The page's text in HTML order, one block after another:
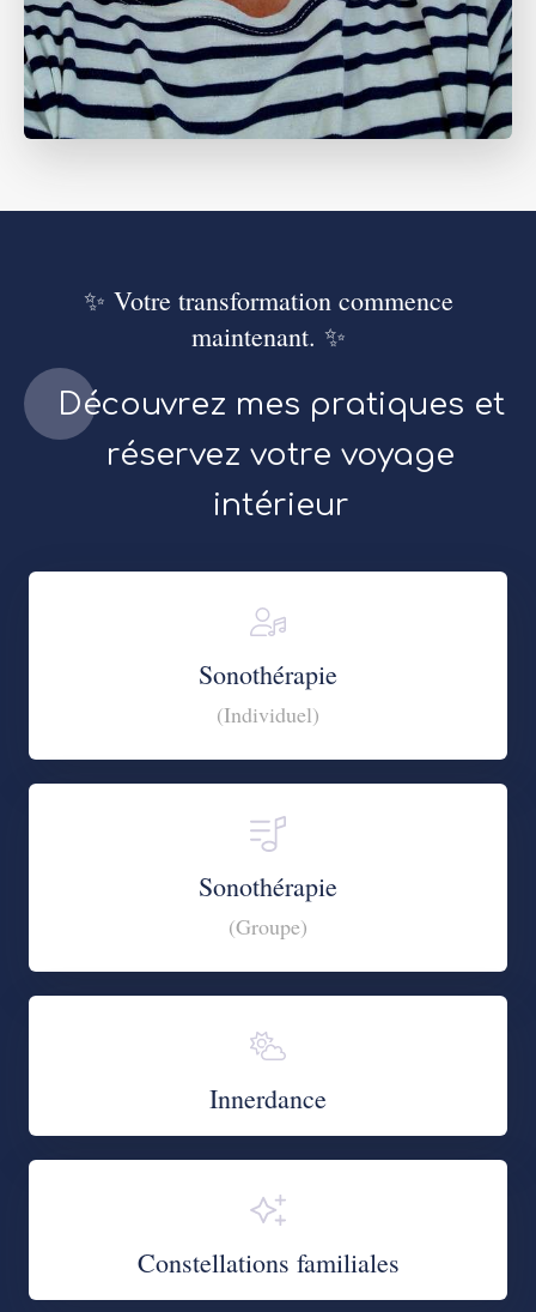
✨ Votre transformation commence
maintenant. ✨
Découvrez mes pratiques et
réservez votre voyage
intérieur
Sonothérapie
(Individuel)
Sonothérapie
(Groupe)
Innerdance
Constellations familiales